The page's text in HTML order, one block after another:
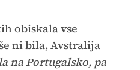
obiskala vse
ni bila, Avstralija
na Portugalsko, pa